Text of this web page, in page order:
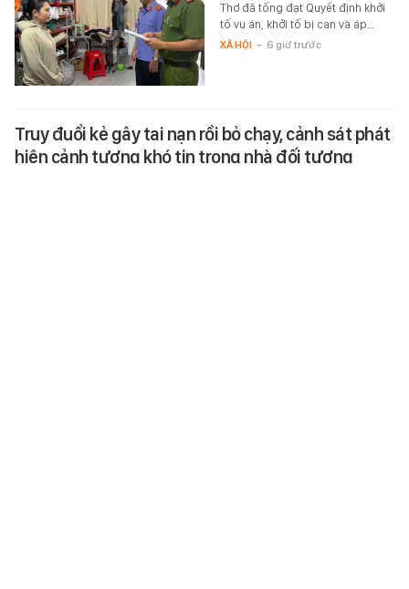
Thơ đã tống đạt Quyết định khởi
tố vụ án, khởi tố bị can và áp…
XÃ HỘI - 6 giờ trước
Truy đuổi kẻ gây tai nạn rồi bỏ chạy, cảnh sát phát
hiện cảnh tượng khó tin trong nhà đối tượng